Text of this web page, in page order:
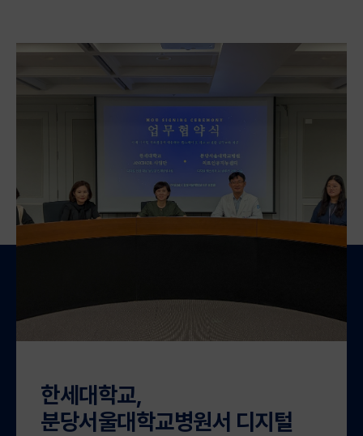
한세대학교,
분당서울대학교병원서 디지털